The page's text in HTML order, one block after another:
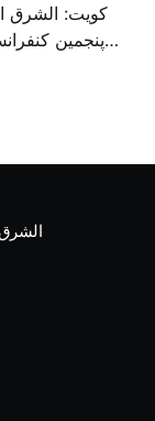
کویت: الشرق
پنجمین
متخصص از